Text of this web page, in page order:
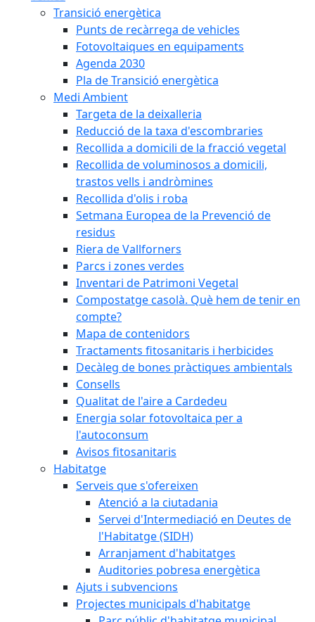
Transició energètica
Punts de recàrrega de vehicles
Fotovoltaiques en equipaments
Agenda 2030
Pla de Transició energètica
Medi Ambient
Targeta de la deixalleria
Reducció de la taxa d'escombraries
Recollida a domicili de la fracció vegetal
Recollida de voluminosos a domicili,
trastos vells i andròmines
Recollida d'olis i roba
Setmana Europea de la Prevenció de
residus
Riera de Vallforners
Parcs i zones verdes
Inventari de Patrimoni Vegetal
Compostatge casolà. Què hem de tenir en
compte?
Mapa de contenidors
Tractaments fitosanitaris i herbicides
Decàleg de bones pràctiques ambientals
Consells
Qualitat de l'aire a Cardedeu
Energia solar fotovoltaica per a
l'autoconsum
Avisos fitosanitaris
Habitatge
Serveis que s'ofereixen
Atenció a la ciutadania
Servei d'Intermediació en Deutes de
l'Habitatge (SIDH)
Arranjament d'habitatges
Auditories pobresa energètica
Ajuts i subvencions
Projectes municipals d'habitatge